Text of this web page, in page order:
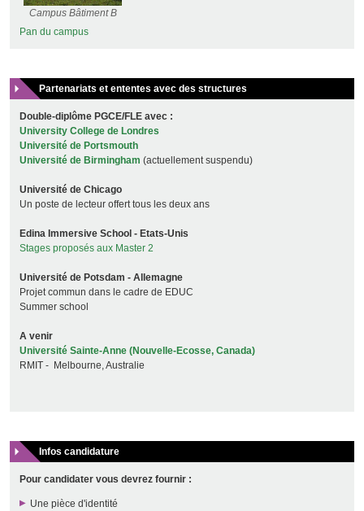
Campus Bâtiment B
Pan du campus
Partenariats et ententes avec des structures
Double-diplôme PGCE/FLE avec :
University College de Londres
Université de Portsmouth
Université de Birmingham (actuellement suspendu)
Université de Chicago
Un poste de lecteur offert tous les deux ans
Edina Immersive School - Etats-Unis
Stages proposés aux Master 2
Université de Potsdam - Allemagne
Projet commun dans le cadre de EDUC
Summer school
A venir
Université Sainte-Anne (Nouvelle-Ecosse, Canada)
RMIT - Melbourne, Australie
Infos candidature
Pour candidater vous devrez fournir :
Une pièce d'identité